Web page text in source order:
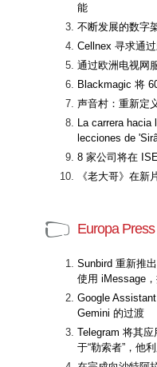
能
不断发展的数字
Cellnex 寻求通
通过欧洲电视网
Blackmagic 将
声音村：重新定
La carrera hacia
lecciones de
8 家公司将在
《老大哥》在新
Europa
Sunbird 重新推
使用 iMessage
Google
Gemini 的过渡
Telegram 将其
于“勒索者”，他